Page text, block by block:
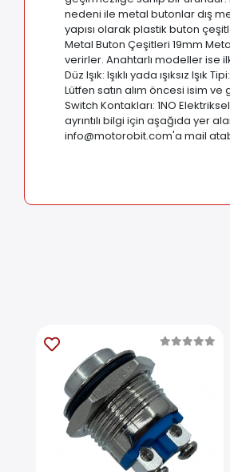
nedeni ile metal butonlar dış
yapısı olarak plastik buton
Metal Buton Çeşitleri 19mm
verirler. Anahtarlı modeller ise
Düz Işık: Işıklı yada ışıksız
Lütfen satın alım öncesi isim
Switch Kontakları: 1NO
ayrıntılı bilgi için aşağıda yer
info@motorobit.com'a mail